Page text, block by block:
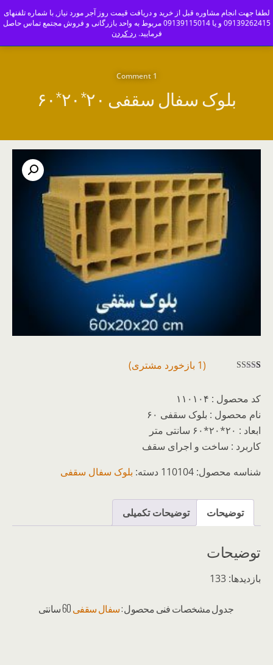
ajoranco_zapas
کارخانه آجر سفال و آجرنما اصفهان-09139115014
1 Comment
بلوک سفال سقفی ۲۰*۲۰*۶۰
در
امتیازدهی
مشتری
(
1 بازخورد مشتری)
کد محصول : ۱۱۰۱۰۴
نام محصول : بلوک سقفی ۶۰
ابعاد : ۲۰*۲۰*۶۰ سانتی متر
کاربرد : ساخت و اجرای سقف
شناسه محصول: 110104 دسته: بلوک سفال سقفی
توضیحات توضیحات تکمیلی
توضیحات
بازدیدها: 133
جدول مشخصات فنی محصول :سفال سقفی
لطفا جهت انجام مشاوره قبل از خرید و دریافت قیمت روز آجر مورد نیاز, با شماره تلفنهای
09139262415 و یا 09139115014 مربوط به واحد بازرگانی و فروش مجتمع تماس حاصل
فرمایید. رد کردن